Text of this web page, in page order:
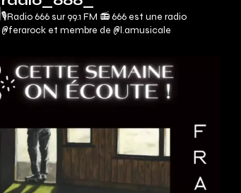
🎙Radio 666 sur 99.1 FM 📻666 est une radio
@ferarock et membre de @l.amusicale